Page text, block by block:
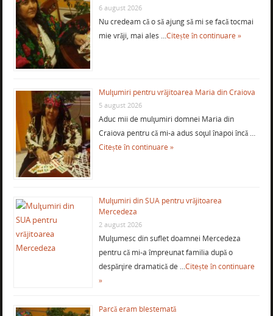
6 august 2026
Nu credeam că o să ajung să mi se facă tocmai
mie vrăji, mai ales …Citește în continuare »
Mulţumiri pentru vrăjitoarea Maria din Craiova
5 august 2026
Aduc mii de mulţumiri domnei Maria din
Craiova pentru că mi-a adus soţul înapoi încă …
Citește în continuare »
Mulţumiri din SUA pentru vrăjitoarea
Mercedeza
2 august 2026
Mulţumesc din suflet doamnei Mercedeza
pentru că mi-a împreunat familia după o
despărţire dramatică de …Citește în continuare
»
Parcă eram blestemată